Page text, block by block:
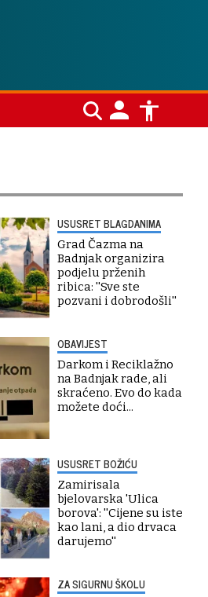
USUSRET BLAGDANIMA
Grad Čazma na
Badnjak organizira
podjelu prženih
ribica: ''Sve ste
pozvani i dobrodošli''
OBAVIJEST
Darkom i Reciklažno
na Badnjak rade, ali
skraćeno. Evo do kada
možete doći...
USUSRET BOŽIĆU
Zamirisala
bjelovarska 'Ulica
borova': ''Cijene su iste
kao lani, a dio drvaca
darujemo''
ZA SIGURNU ŠKOLU